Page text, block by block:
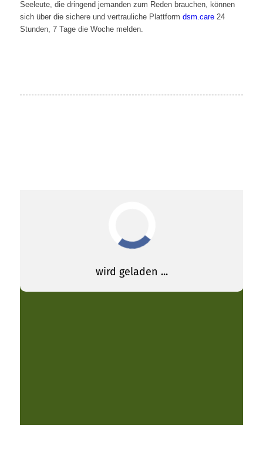
Seeleute, die dringend jemanden zum Reden brauchen, können
sich über die sichere und vertrauliche Plattform dsm.care24
Stunden, 7 Tage die Woche melden.